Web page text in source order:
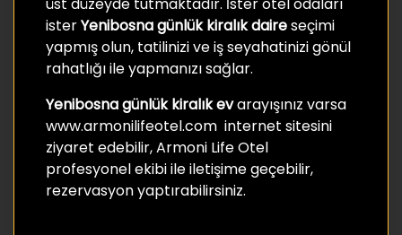
isterYenibosna günlük kiralık daireseçimi
yapmış olun, tatilinizi ve iş seyahatinizi gönül
rahatlığı ile yapmanızı sağlar.
Yenibosna günlük kiralık evarayışınız varsa
www.armonilifeotel.com internet sitesini
ziyaret edebilir, Armoni Life Otel
profesyonel ekibi ile iletişime geçebilir,
rezervasyon yaptırabilirsiniz.